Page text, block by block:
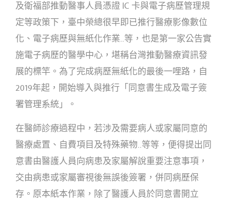
及衛福部推動醫事人員憑證 IC 卡與電子病歷管理規
定等政策下，臺中榮總很早即已推行醫療影像數位
化、電子病歷與無紙化作業..等，也是第一家公告實
施電子病歷的醫學中心，堪稱台灣推動醫療資訊發
展的標竿。為了完成病歷無紙化的最後一哩路，自
2019年起，開始導入與推行「同意書生成及電子簽
署管理系統」。
在醫師診療過程中，若涉及需要病人或家屬同意的
醫療處置、自費項目及特殊藥物..等等，便得提出同
意書由醫護人員向病患及家屬解說重要注意事項，
交由病患或家屬審視後無誤後簽署，併同病歷保
存。原本紙本作業，除了醫護人員於同意書開立